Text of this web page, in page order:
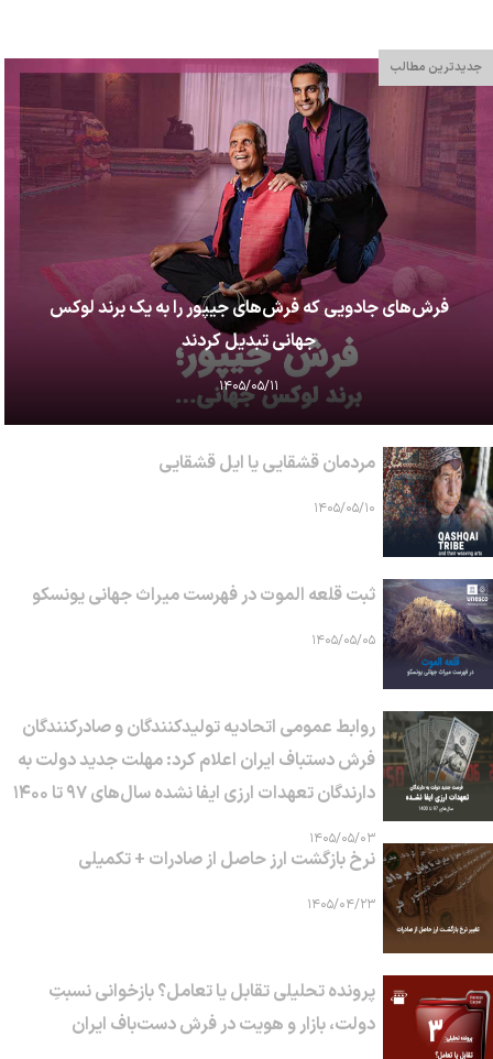
جدیدترین مطالب
فرش‌های جادویی که فرش‌های جیپور را به یک برند لوکس
جهانی تبدیل کردند
۱۴۰۵/۰۵/۱۱
مردمان قشقایی یا ایل قشقایی
۱۴۰۵/۰۵/۱۰
ثبت قلعه الموت در فهرست میراث جهانی یونسکو
۱۴۰۵/۰۵/۰۵
روابط عمومی اتحادیه تولیدکنندگان و صادرکنندگان
فرش دستباف ایران اعلام کرد: مهلت جدید دولت به
دارندگان تعهدات ارزی ایفا نشده سال‌های ۹۷ تا ۱۴۰۰
۱۴۰۵/۰۵/۰۳
نرخ بازگشت ارز حاصل از صادرات + تکمیلی
۱۴۰۵/۰۴/۲۳
پرونده تحلیلی تقابل یا تعامل؟ بازخوانی نسبتِ
دولت، بازار و هویت در فرش دست‌باف ایران